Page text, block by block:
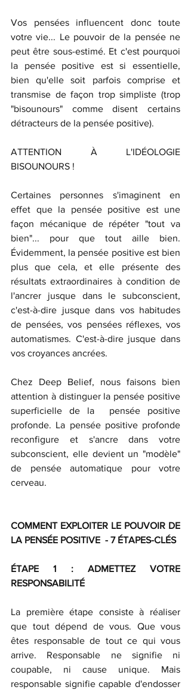
Vos pensées influencent donc toute
votre vie... Le pouvoir de la pensée ne
peut être sous-estimé. Et c'est pourquoi
la pensée positive est si essentielle,
bien qu'elle soit parfois comprise et
transmise de façon trop simpliste (trop
"bisounours" comme disent certains
détracteurs de la pensée positive).
ATTENTION À L'IDÉOLOGIE
BISOUNOURS !
Certaines personnes s'imaginent en
effet que la pensée positive est une
façon mécanique de répéter "tout va
bien"... pour que tout aille bien.
Évidemment, la pensée positive est bien
plus que cela, et elle présente des
résultats extraordinaires à condition de
l'ancrer jusque dans le subconscient,
c'est-à-dire jusque dans vos habitudes
de pensées, vos pensées réflexes, vos
automatismes. C'est-à-dire jusque dans
vos croyances ancrées.
Chez Deep Belief, nous faisons bien
attention à distinguer la pensée positive
superficielle de la  pensée positive
profonde. La pensée positive profonde
reconfigure et s'ancre dans votre
subconscient, elle devient un "modèle"
de pensée automatique pour votre
cerveau.
COMMENT EXPLOITER LE POUVOIR DE
LA PENSÉE POSITIVE  - 7 ÉTAPES-CLÉS
ÉTAPE 1 : ADMETTEZ VOTRE
RESPONSABILITÉ
La première étape consiste à réaliser
que tout dépend de vous. Que vous
êtes responsable de tout ce qui vous
arrive. Responsable ne signifie ni
coupable, ni cause unique. Mais
responsable signifie capable d'endosser